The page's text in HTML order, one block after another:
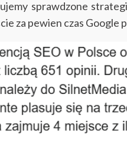
sprawdzone
za pewien czas Google